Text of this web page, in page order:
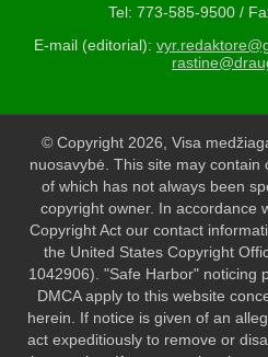
Tel: 773-585-9500 /
E-mail (editorial):
© Copyright 2026, Visa
nuosavybė. This site may
of which has not always been
copyright owner. In accordance
Copyright Act our contact
the United States Copyright
1042906). "Safe Harbor" noticing
DMCA apply to this website
herein. If notice is given of an
act expeditiously to remove or